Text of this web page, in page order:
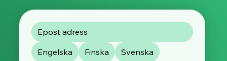
Engelska Finska Svenska